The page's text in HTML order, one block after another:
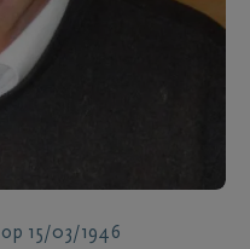
op 15/03/1946